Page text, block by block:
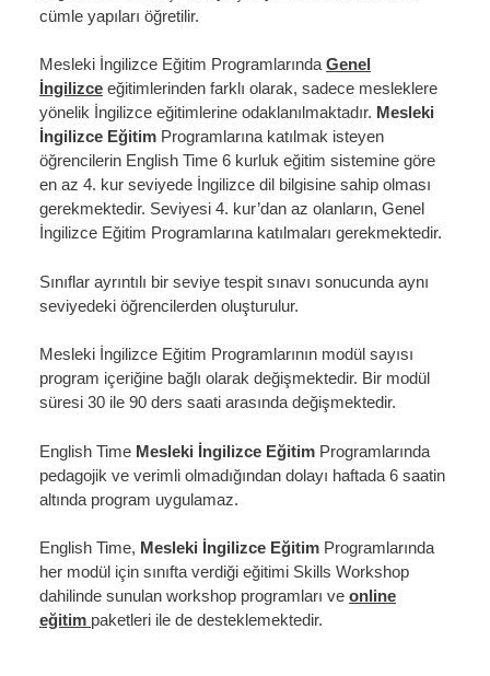
cümle yapıları öğretilir.
Mesleki İngilizce Eğitim Programlarında Genel
İngilizce eğitimlerinden farklı olarak, sadece mesleklere
yönelik İngilizce eğitimlerine odaklanılmaktadır. Mesleki
İngilizce Eğitim Programlarına katılmak isteyen
öğrencilerin English Time 6 kurluk eğitim sistemine göre
en az 4. kur seviyede İngilizce dil bilgisine sahip olması
gerekmektedir. Seviyesi 4. kur’dan az olanların, Genel
İngilizce Eğitim Programlarına katılmaları gerekmektedir.
Sınıflar ayrıntılı bir seviye tespit sınavı sonucunda aynı
seviyedeki öğrencilerden oluşturulur.
Mesleki İngilizce Eğitim Programlarının modül sayısı
program içeriğine bağlı olarak değişmektedir. Bir modül
süresi 30 ile 90 ders saati arasında değişmektedir.
English Time Mesleki İngilizce Eğitim Programlarında
pedagojik ve verimli olmadığından dolayı haftada 6 saatin
altında program uygulamaz.
English Time, Mesleki İngilizce Eğitim Programlarında
her modül için sınıfta verdiği eğitimi Skills Workshop
dahilinde sunulan workshop programları ve online
eğitim paketleri ile de desteklemektedir.